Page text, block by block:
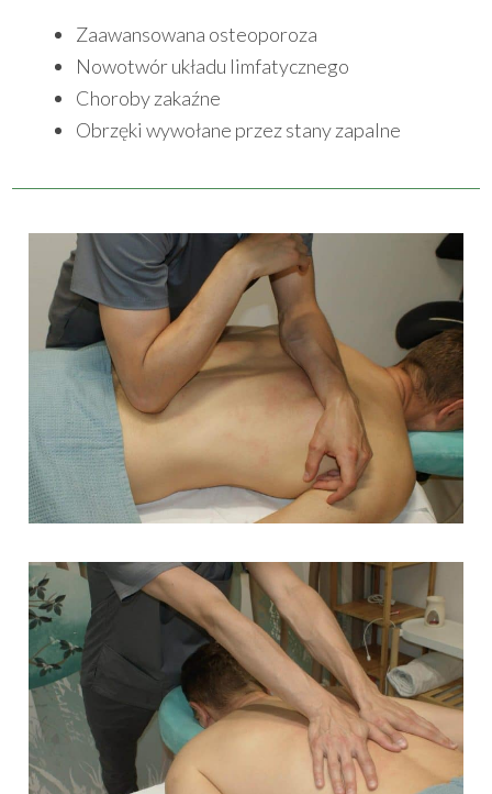
Zaawansowana osteoporoza
Nowotwór układu limfatycznego
Choroby zakaźne
Obrzęki wywołane przez stany zapalne